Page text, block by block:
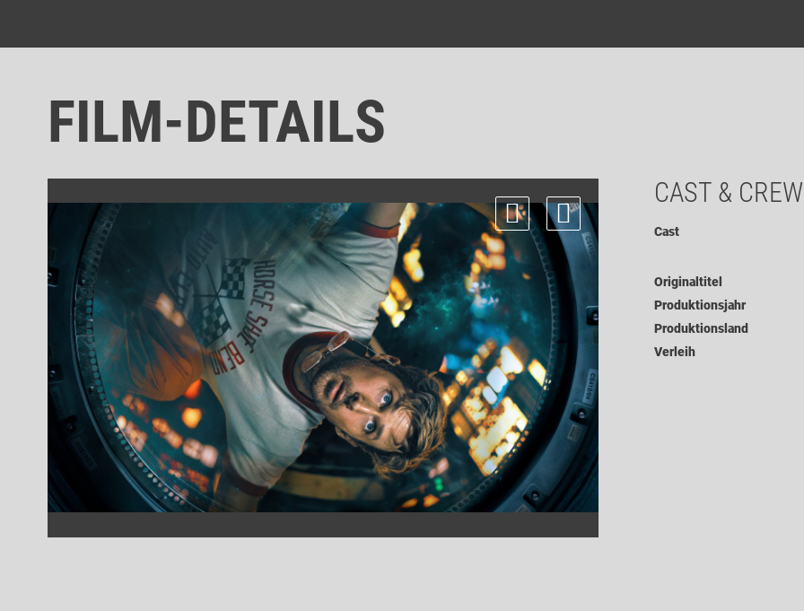
FILM-DETAILS
CAST & CREW
Cast
Originaltitel
Produktionsjahr
Produktionsland
Verleih